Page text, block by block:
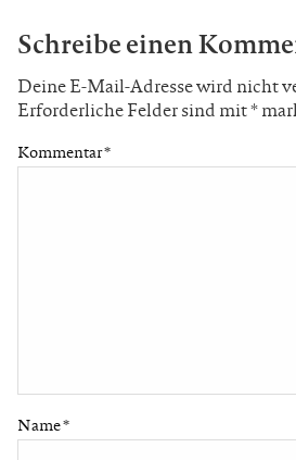
Schreibe einen
Deine E-Mail-Adresse wird nicht
Erforderliche Felder sind mit*
Kommentar*
Name*